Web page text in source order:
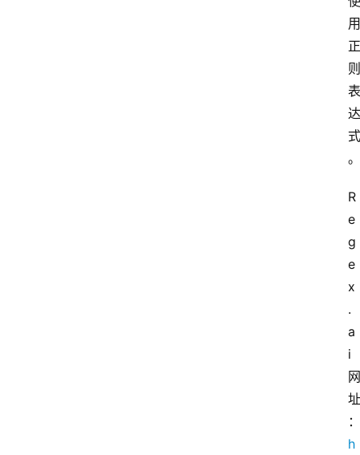
用
正
则
表
达
式
。
R
e
g
e
x
.
a
i
网
址
：
h